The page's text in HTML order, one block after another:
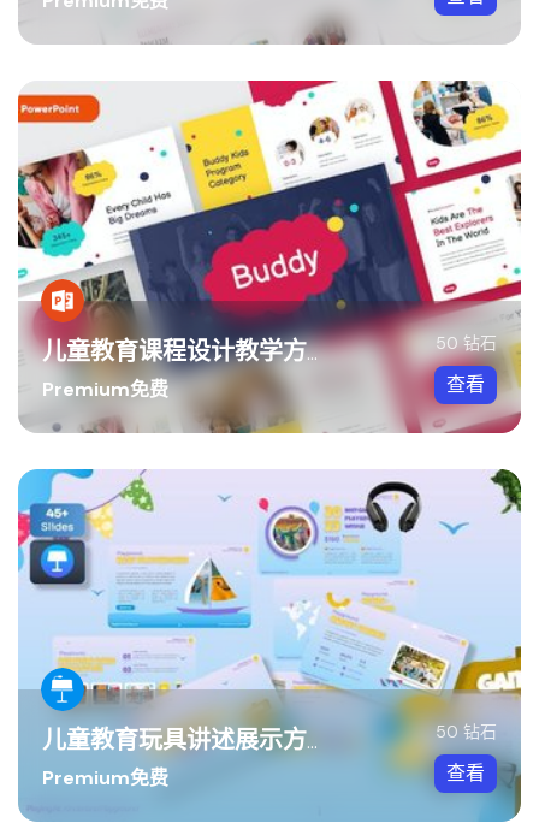
儿童教育课程设计教学方案讲述展示内容PPT模板
Premium免费
50 钻石
查看
儿童教育玩具讲述展示方案Keynote模板
Premium免费
50 钻石
查看